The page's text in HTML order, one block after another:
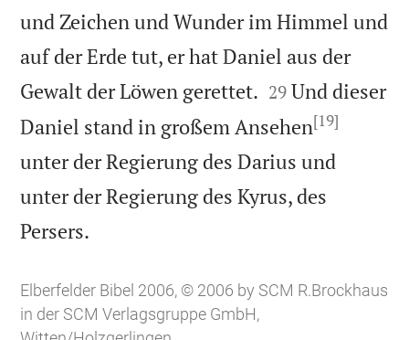
und Zeichen und Wunder im Himmel und
auf der Erde tut, er hat Daniel aus der
Gewalt der Löwen gerettet. 

29 Und dieser
Daniel stand in großem Ansehen[19]
unter der Regierung des Darius und
unter der Regierung des Kyrus, des
Persers.
Elberfelder Bibel 2006, © 2006 by SCM R.Brockhaus
in der SCM Verlagsgruppe GmbH,